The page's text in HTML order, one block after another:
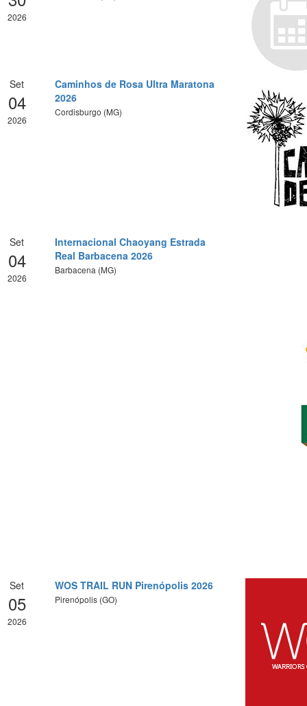
2026
Set
04
2026
Caminhos de Rosa Ultra Maratona
2026
Cordisburgo (MG)
Set
04
2026
Internacional Chaoyang Estrada
Real Barbacena 2026
Barbacena (MG)
Set
05
2026
WOS TRAIL RUN Pirenópolis 2026
Pirenópolis (GO)